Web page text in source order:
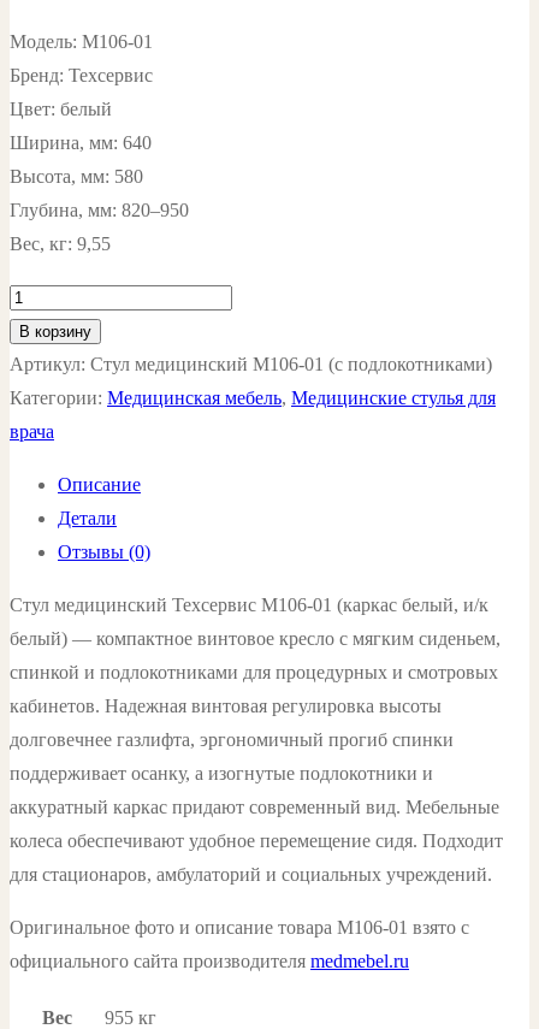
Модель: М106-01
Бренд: Техсервис
Цвет: белый
Ширина, мм: 640
Высота, мм: 580
Глубина, мм: 820–950
Вес, кг: 9,55
Количество
товара
Стул
медицинский
М106-
белый
подлокотниками)
цвет:
белый
В корзину
Артикул: Стул медицинский М106-01 (с подлокотниками)
Категории: Медицинская мебель, Медицинские стулья для
врача
Описание
Детали
Отзывы (0)
Стул медицинский Техсервис М106-01 (каркас белый, и/к
белый) — компактное винтовое кресло с мягким сиденьем,
спинкой и подлокотниками для процедурных и смотровых
кабинетов. Надежная винтовая регулировка высоты
долговечнее газлифта, эргономичный прогиб спинки
поддерживает осанку, а изогнутые подлокотники и
аккуратный каркас придают современный вид. Мебельные
колеса обеспечивают удобное перемещение сидя. Подходит
для стационаров, амбулаторий и социальных учреждений.
Оригинальное фото и описание товара М106-01 взято с
официального сайта производителя medmebel.ru
Вес
955 кг